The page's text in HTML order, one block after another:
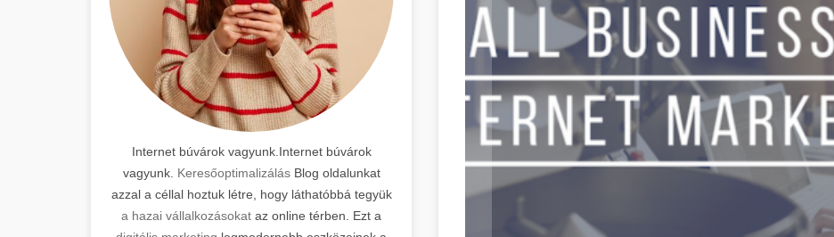
Internet búvárok vagyunk.Internet búvárok
vagyunk. KeresőoptimalizálásBlog oldalunkat
azzal a céllal hoztuk létre, hogy láthatóbbá tegyük
a hazai vállalkozásokat az online térben. Ezt a